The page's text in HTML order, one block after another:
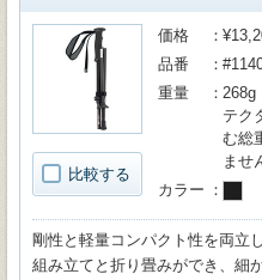
比較する
価格
品番
重量
268g
テク
む総
ませ
カラー
剛性と軽量コンパクト性を両立
組み立てと折り畳みができ、細